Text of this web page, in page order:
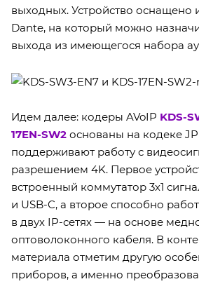
выходных. Устройство оснащено
Dante, на который можно
выхода из имеющегося набора
Идем далее: кодеры AVoIP KDS-
17EN-SW2 основаны на кодеке
поддерживают работу с
разрешением 4K. Первое
встроенный коммутатор 3х1
и USB-C, а второе способно
в двух IP-сетях — на основе
оптоволоконного кабеля. В
материала отметим другую
приборов, а именно